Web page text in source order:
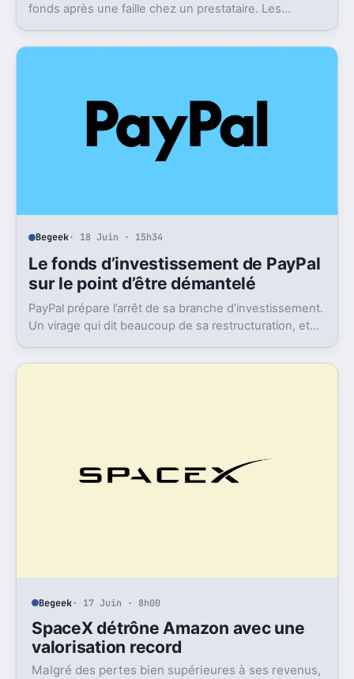
fonds après une faille chez un prestataire. Les
entier.
Begeek· 18 Juin · 15h34
Le fonds d’investissement de PayPal
sur le point d’être démantelé
PayPal prépare l’arrêt de sa branche d’investissement.
Un virage qui dit beaucoup de sa restructuration, et
Begeek· 17 Juin · 8h00
SpaceX détrône Amazon avec une
valorisation record
Malgré des pertes bien supérieures à ses revenus,